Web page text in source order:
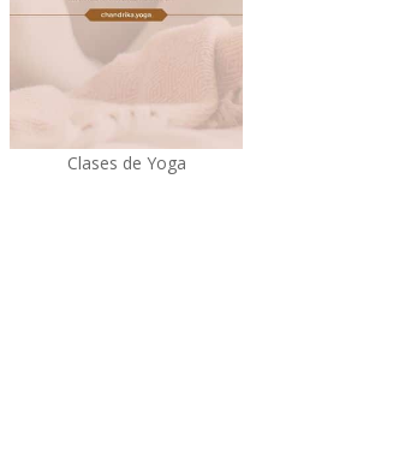
Clases de Yoga